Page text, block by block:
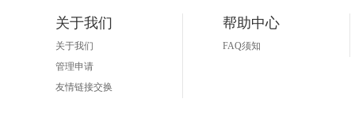
关于我们
关于我们
管理申请
友情链接交换
帮助中心
FAQ须知